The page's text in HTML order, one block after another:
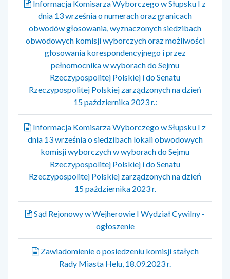
Informacja Komisarza Wyborczego w Słupsku I z
dnia 13 września o numerach oraz granicach
obwodów głosowania, wyznaczonych siedzibach
obwodowych komisji wyborczych oraz możliwości
głosowania korespondencyjnego i przez
pełnomocnika w wyborach do Sejmu
Rzeczypospolitej Polskiej i do Senatu
Rzeczypospolitej Polskiej zarządzonych na dzień
15 października 2023 r.:
Informacja Komisarza Wyborczego w Słupsku I z
dnia 13 września o siedzibach lokali obwodowych
komisji wyborczych w wyborach do Sejmu
Rzeczypospolitej Polskiej i do Senatu
Rzeczypospolitej Polskiej zarządzonych na dzień
15 października 2023 r.
Sąd Rejonowy w Wejherowie I Wydział Cywilny -
ogłoszenie
Zawiadomienie o posiedzeniu komisji stałych
Rady Miasta Helu, 18.09.2023 r.